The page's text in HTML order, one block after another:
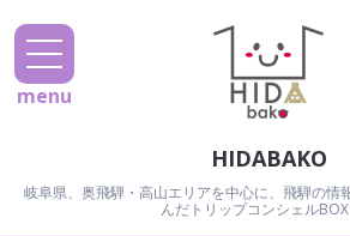
HIDABAKO
岐阜県、奥飛騨・高山エリアを中心に、飛騨の情
んだトリップコンシェル
menu